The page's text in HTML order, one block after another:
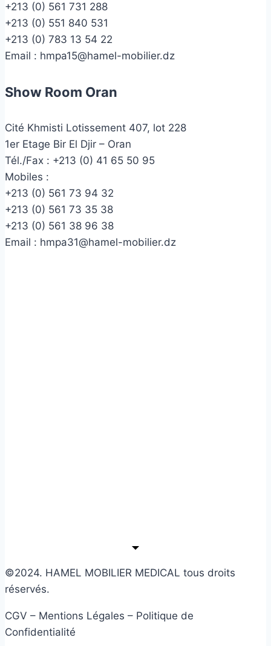
+213 (0) 561 731 288
+213 (0) 551 840 531
+213 (0) 783 13 54 22
Email : hmpa15@hamel-mobilier.dz
Show Room Oran
Cité Khmisti Lotissement 407, lot 228
1er Etage Bir El Djir – Oran
Tél./Fax : +213 (0) 41 65 50 95
Mobiles :
+213 (0) 561 73 94 32
+213 (0) 561 73 35 38
+213 (0) 561 38 96 38
Email : hmpa31@hamel-mobilier.dz
©2024. HAMEL MOBILIER MEDICAL tous droits
réservés.
CGV – Mentions Légales – Politique de
Confidentialité